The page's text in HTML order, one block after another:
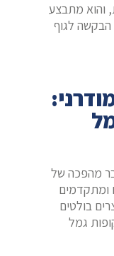
והוא מתבצע
לגוף
גמל
עבר מהפכה של
ומתקדמים
בולטים
קופות גמל בתיקון 190 וקופות גמל